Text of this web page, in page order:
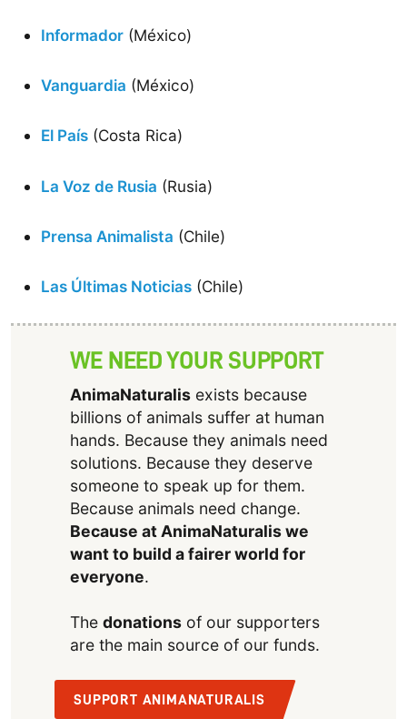
Informador (México)
Vanguardia (México)
El País (Costa Rica)
La Voz de Rusia (Rusia)
Prensa Animalista (Chile)
Las Últimas Noticias (Chile)
WE NEED YOUR SUPPORT
AnimaNaturalisexists because
billions of animals suffer at human
hands. Because they animals need
solutions. Because they deserve
someone to speak up for them.
Because animals need change.
Because at AnimaNaturalis we
want to build a fairer world for
everyone.
The donationsof our supporters
are the main source of our funds.
SUPPORT ANIMANATURALIS